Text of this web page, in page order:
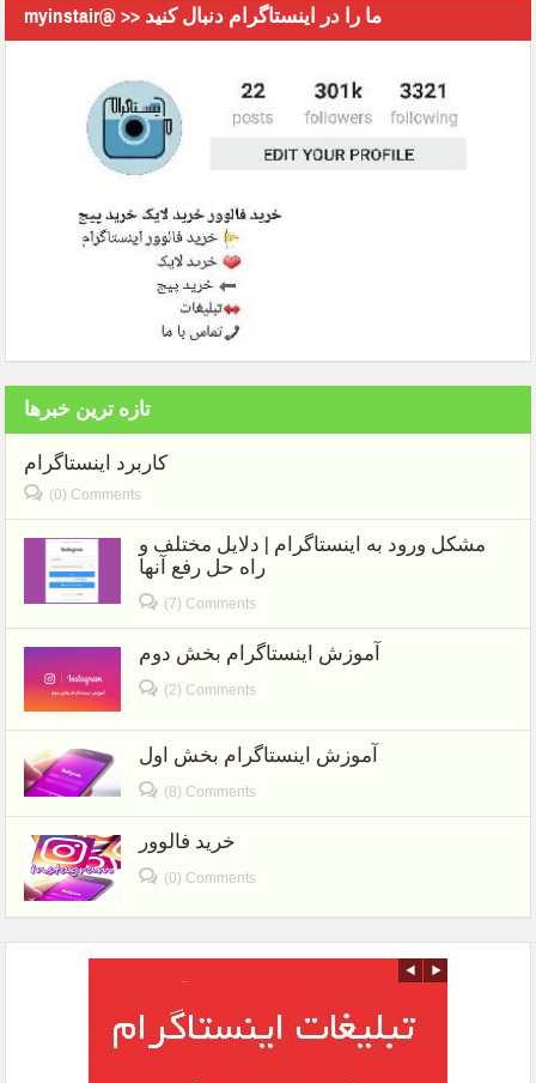
myinstair@ >> ما را در اینستاگرام دنبال کنید
تازه ترین خبرها
کاربرد اینستاگرام
(0) Comments
مشکل ورود به اینستاگرام | دلایل مختلف و
راه حل رفع آنها
(7) Comments
آموزش اینستاگرام بخش دوم
(2) Comments
آموزش اینستاگرام بخش اول
(8) Comments
خرید فالوور
(0) Comments